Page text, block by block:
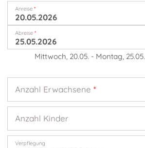
Anreise *
Abreise *
Mittwoch, 20.05. - Montag, 25.05.
Anzahl Erwachsene *
Anzahl Kinder
Verpflegung